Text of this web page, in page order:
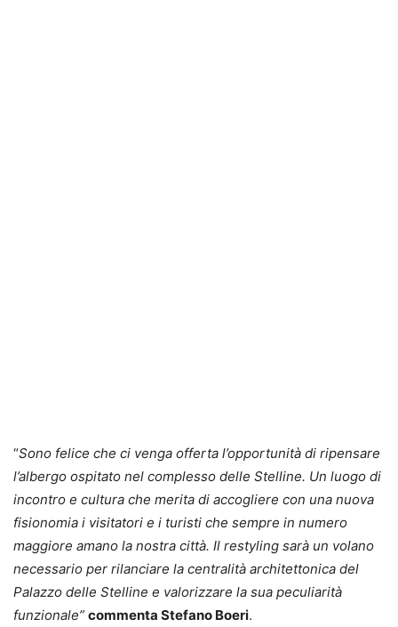
“Sono felice che ci venga offerta l’opportunità di ripensare
l’albergo ospitato nel complesso delle Stelline. Un luogo di
incontro e cultura che merita di accogliere con una nuova
fisionomia i visitatori e i turisti che sempre in numero
maggiore amano la nostra città. Il restyling sarà un volano
necessario per rilanciare la centralità architettonica del
Palazzo delle Stelline e valorizzare la sua peculiarità
funzionale” commenta Stefano Boeri.